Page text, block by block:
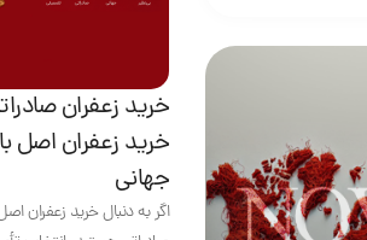
خرید زعفران
خرید زعفران اصل
جهانی
اگر به دنبال خرید زعفران